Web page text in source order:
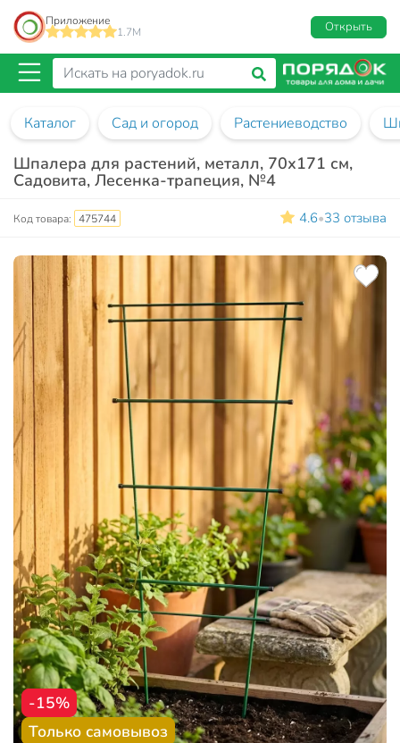
Приложение
1.7M
Открыть
Каталог Сад и огород Растениеводство
Шпалера для растений, металл, 70х171 см,
Садовита, Лесенка-трапеция, №4
Код товара: 475744 4.6•33 отзыва
-15%
Только самовывоз